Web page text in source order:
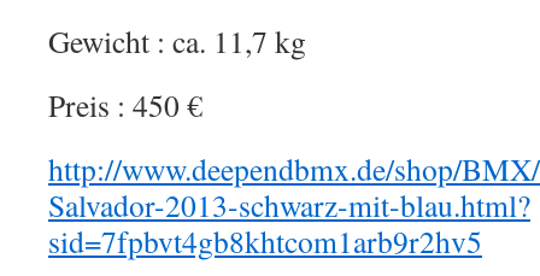
Gewicht : ca. 11,7 kg
Preis : 450 €
http://www.deependbmx.de/shop/
Salvador-2013-schwarz-mit-blau.html?
sid=7fpbvt4gb8khtcom1arb9r2hv5